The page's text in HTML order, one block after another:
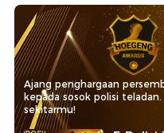
Ajang penghargaan
kepada sosok polisi
sekitarmu!